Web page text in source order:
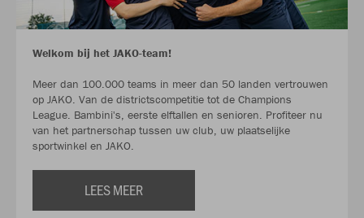
Welkom bij het JAKO-team!
Meer dan 100.000 teams in meer dan 50 landen vertrouwen
op JAKO. Van de districtscompetitie tot de Champions
League. Bambini's, eerste elftallen en senioren. Profiteer nu
van het partnerschap tussen uw club, uw plaatselijke
sportwinkel en JAKO.
LEES MEER